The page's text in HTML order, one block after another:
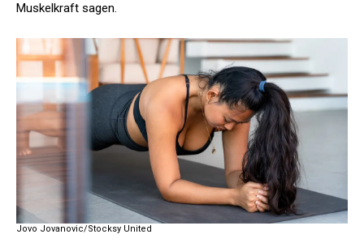
Muskelkraft sagen.
Jovo Jovanovic/Stocksy United